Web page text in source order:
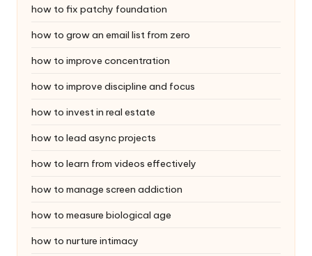
how to fix patchy foundation
how to grow an email list from zero
how to improve concentration
how to improve discipline and focus
how to invest in real estate
how to lead async projects
how to learn from videos effectively
how to manage screen addiction
how to measure biological age
how to nurture intimacy